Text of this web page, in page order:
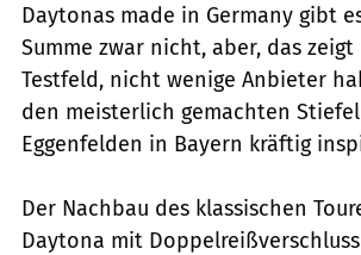
Daytonas made in Germany gibt
Summe zwar nicht, aber, das
Testfeld, nicht wenige Anbieter
den meisterlich gemachten
Eggenfelden in Bayern kräftig
Der Nachbau des klassischen
Daytona mit